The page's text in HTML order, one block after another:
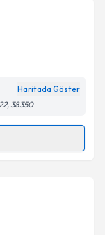
talebi
için bir
belirtilen
Haritada Göster
38350
talebi
için bir